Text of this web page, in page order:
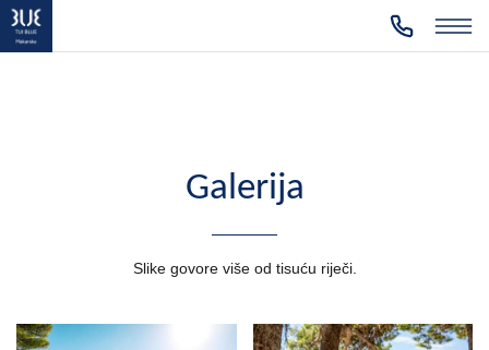
Galerija
Slike govore više od tisuću riječi.